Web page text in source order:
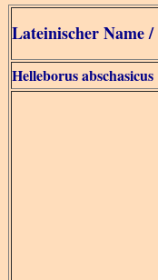
Lateinischer Name
Helleborus abschasicus